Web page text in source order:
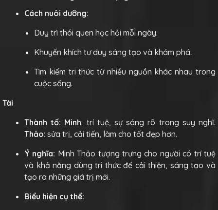
Cách nuôi dưỡng:
Duy trì thói quen học hỏi mỗi ngày.
Khuyến khích tư duy sáng tạo và khám phá.
Tìm kiếm tri thức từ nhiều nguồn khác nhau trong
cuộc sống.
Tài
Thành tố: Minh: trí tuệ, sự sáng rõ trong suy nghĩ.
Thảo: sửa trị, cải tiến, làm cho tốt đẹp hơn.
Ý nghĩa: Minh Thảo tượng trưng cho người có trí tuệ
và khả năng dùng tri thức để cải thiện, sáng tạo và
tạo ra những giá trị mới.
Biểu hiện cụ thể: